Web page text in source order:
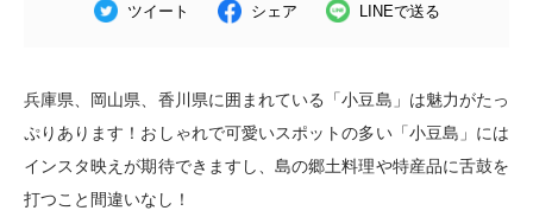
ツイート シェア LINEで送る
兵庫県、岡山県、香川県に囲まれている「小豆島」は魅力がたっ
ぷりあります！おしゃれで可愛いスポットの多い「小豆島」には
インスタ映えが期待できますし、島の郷土料理や特産品に舌鼓を
打つこと間違いなし！